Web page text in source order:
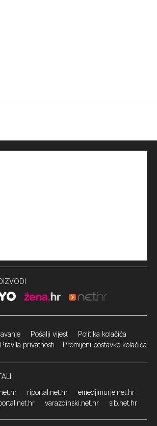
Pošalji vijest Politika kolačića
Pravila privatnosti Promijeni postavke kolačića
riportal.net.hr
emedjimurje.net.hr
varazdinski.net.hr sib.net.hr